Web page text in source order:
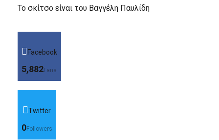
Το σκίτσο είναι του Βαγγέλη Παυλίδη
Facebook
5,882Fans
Twitter
0Followers